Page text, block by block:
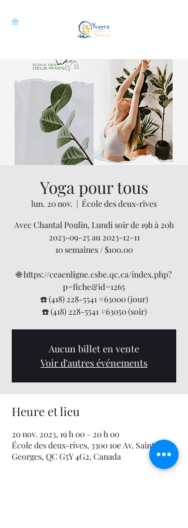
Yoga pour tous
lun. 20 nov.
  |
École des deux-rives
Avec Chantal Poulin, Lundi soir de 19h à 20h
2023-09-25 au 2023-12-11
10 semaines / $100.00
🌐 https://ceaenligne.csbe.qc.ca/index.php?
p=fiche&id=1265
☎️ (418) 228-5541 #63000 (jour)
☎️ (418) 228-5541 #63050 (soir)
Aucun billet en vente
Voir d'autres événements
Heure et lieu
20 nov. 2023, 19 h 00 – 20 h 00
École des deux-rives, 3300 10e Av, Saint-
Georges, QC G5Y 4G2, Canada